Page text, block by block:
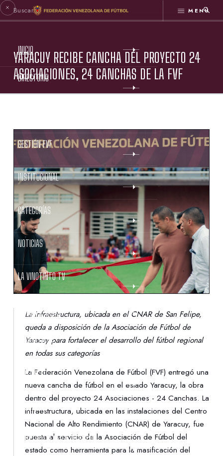
MENÚ
INICIO
DIRECTORIO
GESTIÓN FVF
INSTITUCIONAL
CATEGORÍAS
NOTICIAS
LA VINOTINTO TV
NOTIFICACIONES
NORMATIVAS
CONTACTO
DENUNCIAS
PROTECCIÓN DE LA INFANCIA
YARACUY RECIBE CANCHA DEL PROYECTO 24
ASOCIACIONES, 24 CANCHAS DE LA FVF
La infraestructura, ubicada en el CNAR de San Felipe,
queda a disposición de la Asociación de Fútbol de
Yaracuy para fortalecer el desarrollo del fútbol regional
en todas sus categorías
La Federación Venezolana de Fútbol (FVF) entregó una
nueva cancha de fútbol en el estado Yaracuy, la obra
dentro del proyecto 24 Asociaciones - 24 Canchas. La
infraestructura, ubicada en las instalaciones del Centro
Nacional de Alto Rendimiento (CNAR) de Yaracuy, fue
puesta al servicio de la Asociación de Fútbol del
estado como herramienta para la masificación del